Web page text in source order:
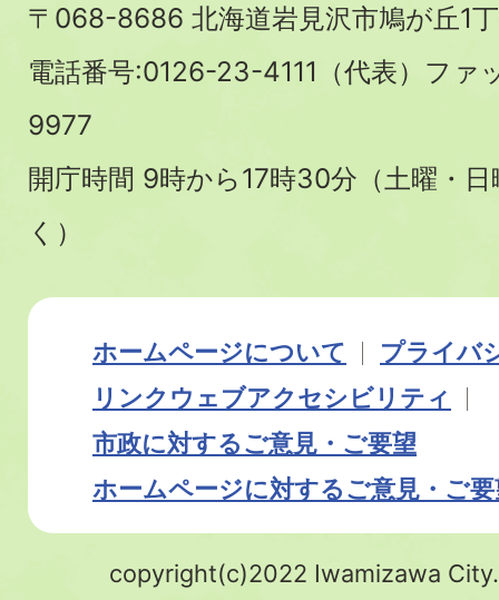
〒068-8686 北海道岩見沢市鳩が丘1
電話番号:0126-23-4111（代表）フ
9977
開庁時間 9時から17時30分（土曜・
く）
ホームページについて
プライバ
リンク ウェブアクセシビリティ
市政に対するご意見・ご要望
ホームページに対するご意見・ご
copyright(c)2022 Iwamizawa